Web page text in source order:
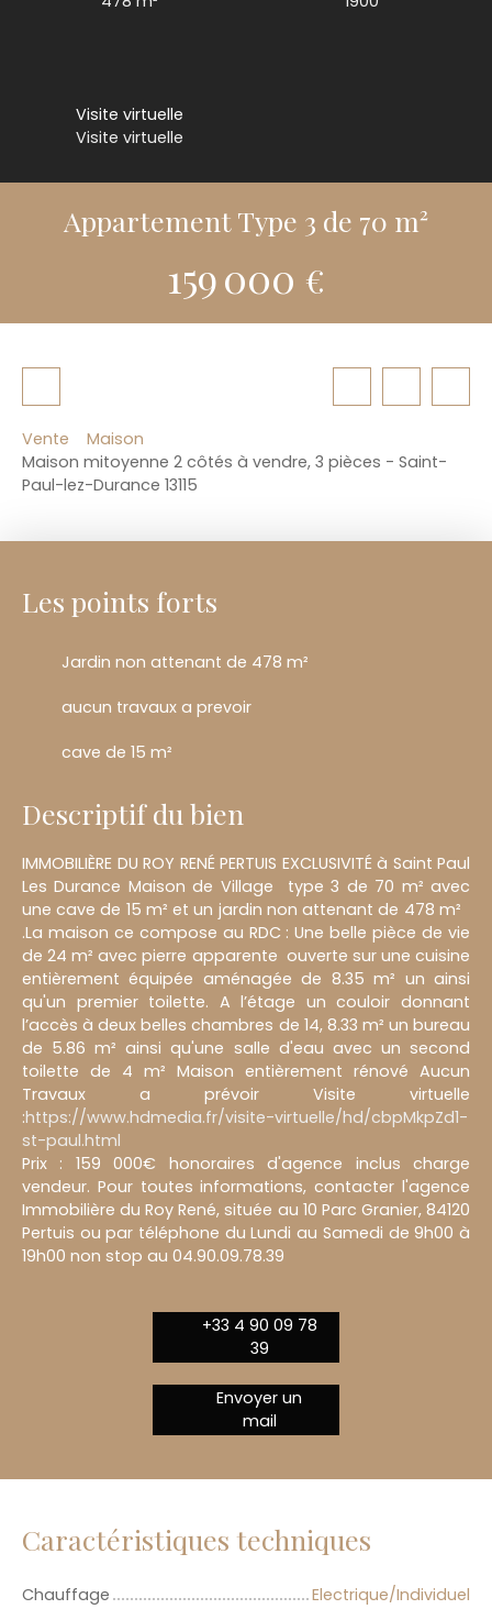
Visite virtuelle
Visite virtuelle
Appartement Type 3 de 70 m²
159 000 €
Vente
Maison
Maison mitoyenne 2 côtés à vendre, 3 pièces - Saint-
Paul-lez-Durance 13115
Les points forts
Jardin non attenant de 478 m²
aucun travaux a prevoir
cave de 15 m²
Descriptif du bien
IMMOBILIÈRE DU ROY RENÉ PERTUIS EXCLUSIVITÉ à Saint Paul
Les Durance Maison de Village type 3 de 70 m² avec
une cave de 15 m² et un jardin non attenant de 478 m²
.La maison ce compose au RDC : Une belle pièce de vie
de 24 m² avec pierre apparente ouverte sur une cuisine
entièrement équipée aménagée de 8.35 m² un ainsi
qu'un premier toilette. A l’étage un couloir donnant
l’accès à deux belles chambres de 14, 8.33 m² un bureau
de 5.86 m² ainsi qu'une salle d'eau avec un second
toilette de 4 m² Maison entièrement rénové Aucun
Travaux a prévoir Visite virtuelle
:https://www.hdmedia.fr/visite-virtuelle/hd/cbpMkpZd1-
st-paul.html
Prix : 159 000€ honoraires d'agence inclus charge
vendeur. Pour toutes informations, contacter l'agence
Immobilière du Roy René, située au 10 Parc Granier, 84120
Pertuis ou par téléphone du Lundi au Samedi de 9h00 à
19h00 non stop au 04.90.09.78.39
+33 4 90 09 78
39
Envoyer un
mail
Caractéristiques techniques
Chauffage
Electrique/Individuel